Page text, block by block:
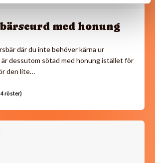
med honung
där du inte behöver kärna ur
är dessutom sötad med honung istället för
den lite…